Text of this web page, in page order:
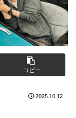
コピー
2025.10.12